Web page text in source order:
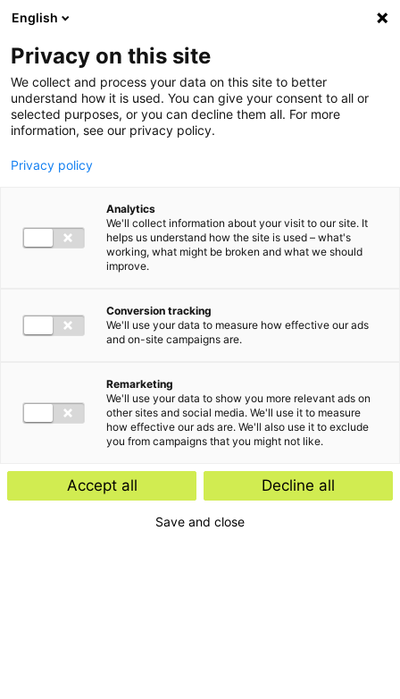
Ga direct naar de inhoud
English
Privacy on this site
We collect and process your data on this site to better
understand how it is used. You can give your consent to all or
selected purposes, or you can decline them all. For more
information, see our privacy policy.
Privacy policy
Analytics
We'll collect information about your visit to our site. It
helps us understand how the site is used – what's
working, what might be broken and what we should
improve.
Conversion tracking
We'll use your data to measure how effective our ads
and on-site campaigns are.
Remarketing
We'll use your data to show you more relevant ads on
other sites and social media. We'll use it to measure
how effective our ads are. We'll also use it to exclude
you from campaigns that you might not like.
Accept all Decline all
Save and close